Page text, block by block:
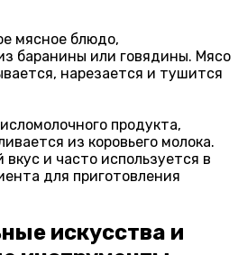
мясное блюдо,
баранины или говядины. Мясо
нарезается и тушится
продукта,
из коровьего молока.
и часто используется в
для приготовления
искусства и